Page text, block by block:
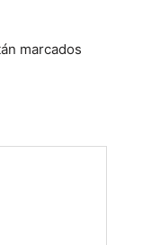
marcados